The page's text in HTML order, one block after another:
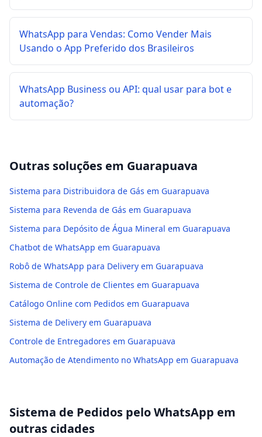
WhatsApp para Vendas: Como Vender Mais
Usando o App Preferido dos Brasileiros
WhatsApp Business ou API: qual usar para bot e
automação?
Outras soluções em Guarapuava
Sistema para Distribuidora de Gás em Guarapuava
Sistema para Revenda de Gás em Guarapuava
Sistema para Depósito de Água Mineral em Guarapuava
Chatbot de WhatsApp em Guarapuava
Robô de WhatsApp para Delivery em Guarapuava
Sistema de Controle de Clientes em Guarapuava
Catálogo Online com Pedidos em Guarapuava
Sistema de Delivery em Guarapuava
Controle de Entregadores em Guarapuava
Automação de Atendimento no WhatsApp em Guarapuava
Sistema de Pedidos pelo WhatsApp em
outras cidades